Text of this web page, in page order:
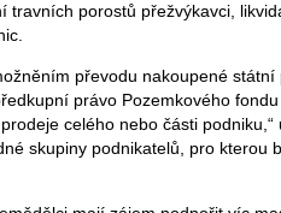
travních porostů přežvýkavci,
převodu nakoupené
právo Pozemkového
celého nebo části
skupiny podnikatelů, pro